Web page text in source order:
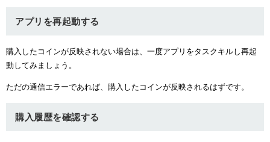
アプリを再起動する
購入したコインが反映されない場合は、一度アプリをタスクキルし再起
動してみましょう。
ただの通信エラーであれば、購入したコインが反映されるはずです。
購入履歴を確認する